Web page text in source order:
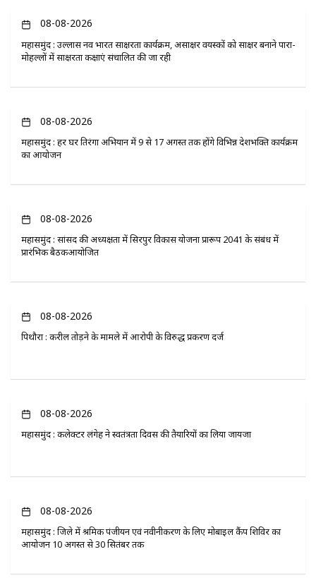
08-08-2026
महासमुंद : उल्लास नव भारत साक्षरता कार्यक्रम, असाक्षर वयस्कों को साक्षर बनाने पारा-
मोहल्लों में साक्षरता कक्षाएं संचालित की जा रही
08-08-2026
महासमुंद : हर घर तिरंगा अभियान में 9 से 17 अगस्त तक होंगे विभिन्न देशभक्ति कार्यक्रम
का आयोजन
08-08-2026
महासमुंद : सांसद की अध्यक्षता में सिरपुर विकास योजना प्रारूप 2041 के संबंध में
प्रारंभिक बैठकआयोजित
08-08-2026
पिथौरा : करील तोड़ने के मामले में आरोपी के विरुद्ध प्रकरण दर्ज
08-08-2026
महासमुंद : कलेक्टर लंगेह ने स्वतंत्रता दिवस की तैयारियों का लिया जायजा
08-08-2026
महासमुंद : जिले में श्रमिक पंजीयन एवं नवीनीकरण के लिए मोबाइल कैंप शिविर का
आयोजन 10 अगस्त से 30 सितंबर तक